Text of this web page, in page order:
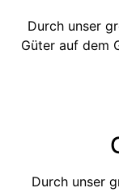
Durch unser
Güter auf dem
Durch unser